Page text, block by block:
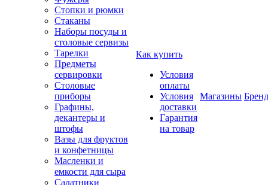
Стопки и рюмки
Стаканы
Наборы посуды и
столовые сервизы
Тарелки
Предметы
сервировки
Столовые
приборы
Графины,
декантеры и
штофы
Вазы для фруктов
и конфетницы
Масленки и
емкости для сыра
Салатники
Как купить
Условия
оплаты
Условия
доставки
Гарантия
на товар
Магазины